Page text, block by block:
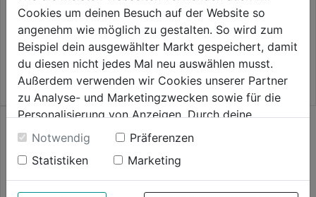
0.0 (0)
0.0
von
Sternen.
134,99€
0.0 (0)
0.0
von
5
Sternen.
134,99€
Cookies um deinen Besuch auf der Website so
angenehm wie möglich zu gestalten. So wird zum
Beispiel dein ausgewählter Markt gespeichert, damit
du diesen nicht jedes Mal neu auswählen musst.
Außerdem verwenden wir Cookies unserer Partner
zu Analyse- und Marketingzwecken sowie für die
Personalisierung von Anzeigen. Durch deine
Einwilligung werden die Daten von Drittanbieter,
unter anderem auch in den USA, verarbeitet.
Durch Klick auf "Alle Cookies erlauben" stimmst du
der Verwendung aller Cookies zu. Unter "Details
Notwendig
Präferenzen
Statistiken
Marketing